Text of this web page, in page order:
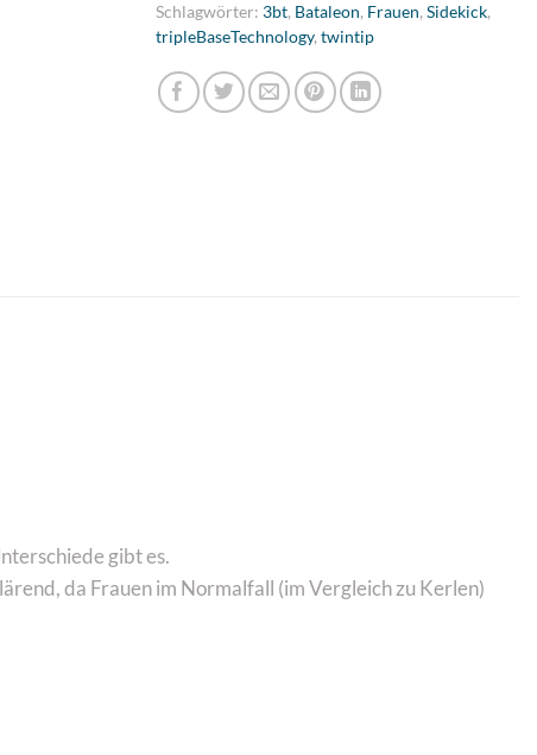
Schlagwörter: 3bt, Bataleon, Frauen, Sidekick,
tripleBaseTechnology, twintip
gibt es.
da Frauen im Normalfall (im Vergleich zu Kerlen)